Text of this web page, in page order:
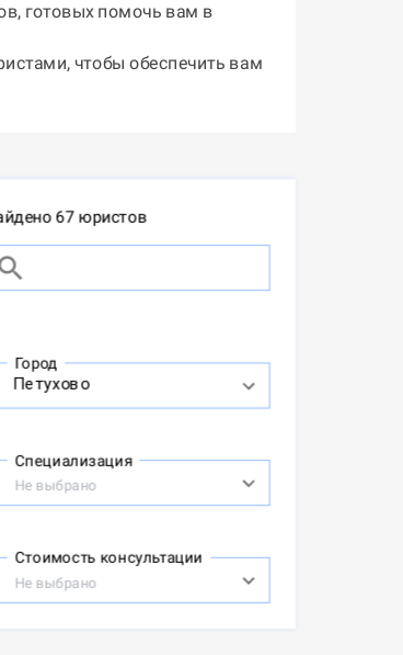
готовых помочь вам в
чтобы обеспечить вам
67 юристов
Город
Специализация
Не выбрано
Стоимость консультации
Не выбрано